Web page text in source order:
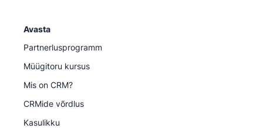
Avasta
Partnerlusprogramm
Müügitoru kursus
Mis on CRM?
CRMide võrdlus
Kasulikku